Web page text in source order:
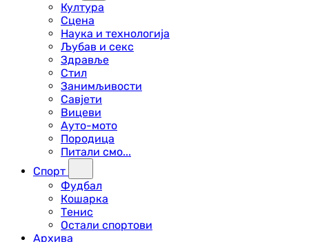
Култура
Сцена
Наука и технологија
Љубав и секс
Здравље
Стил
Занимљивости
Савјети
Вицеви
Ауто-мото
Породица
Питали смо...
Спорт
Фудбал
Кошарка
Тенис
Остали спортови
Архива